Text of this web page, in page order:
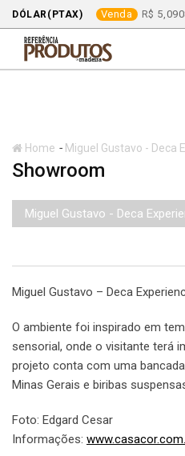
DÓLAR(PTAX) Venda
Home - Miguel Gustavo - Deca
Showroom
Miguel Gustavo - Deca
Miguel Gustavo – Deca
O ambiente foi inspirado em
sensorial, onde o visitante terá
projeto conta com uma
Minas Gerais e biribas
Foto: Edgard Cesar
Informações: